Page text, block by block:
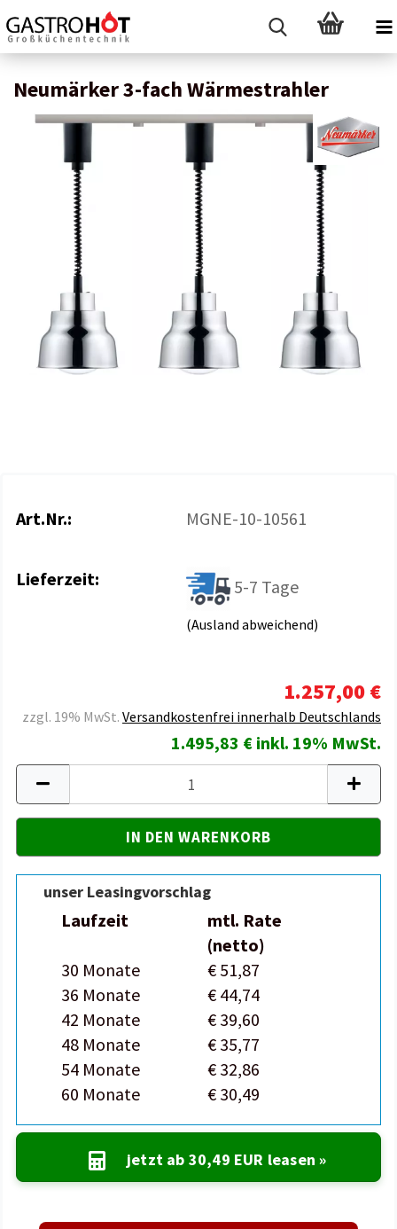
Neumärker 3-fach Wärmestrahler
Art.Nr.: MGNE-10-10561
Lieferzeit: 5-7 Tage
(Ausland abweichend)
1.257,00 €
zzgl. 19% MwSt. Versandkostenfrei innerhalb Deutschlands
1.495,83 € inkl. 19% MwSt.
unser Leasingvorschlag
Laufzeit
mtl. Rate
(netto)
30 Monate
€ 51,87
36 Monate
€ 44,74
42 Monate
€ 39,60
48 Monate
€ 35,77
54 Monate
€ 32,86
60 Monate
€ 30,49
jetzt ab 30,49 EUR leasen »